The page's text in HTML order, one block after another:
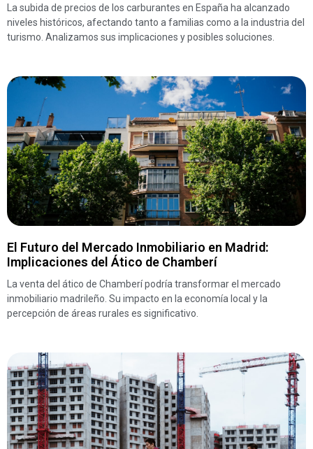
La subida de precios de los carburantes en España ha alcanzado
niveles históricos, afectando tanto a familias como a la industria del
turismo. Analizamos sus implicaciones y posibles soluciones.
El Futuro del Mercado Inmobiliario en Madrid:
Implicaciones del Ático de Chamberí
La venta del ático de Chamberí podría transformar el mercado
inmobiliario madrileño. Su impacto en la economía local y la
percepción de áreas rurales es significativo.